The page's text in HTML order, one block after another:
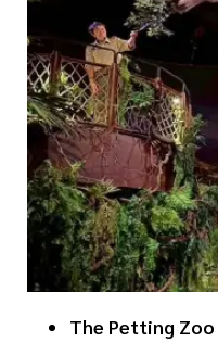
The Petting Zoo